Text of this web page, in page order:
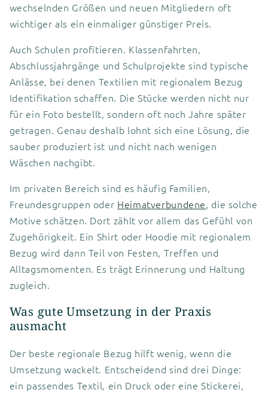
wechselnden Größen und neuen Mitgliedern oft
wichtiger als ein einmaliger günstiger Preis.
Auch Schulen profitieren. Klassenfahrten,
Abschlussjahrgänge und Schulprojekte sind typische
Anlässe, bei denen Textilien mit regionalem Bezug
Identifikation schaffen. Die Stücke werden nicht nur
für ein Foto bestellt, sondern oft noch Jahre später
getragen. Genau deshalb lohnt sich eine Lösung, die
sauber produziert ist und nicht nach wenigen
Wäschen nachgibt.
Im privaten Bereich sind es häufig Familien,
Freundesgruppen oder Heimatverbundene, die solche
Motive schätzen. Dort zählt vor allem das Gefühl von
Zugehörigkeit. Ein Shirt oder Hoodie mit regionalem
Bezug wird dann Teil von Festen, Treffen und
Alltagsmomenten. Es trägt Erinnerung und Haltung
zugleich.
Was gute Umsetzung in der Praxis
ausmacht
Der beste regionale Bezug hilft wenig, wenn die
Umsetzung wackelt. Entscheidend sind drei Dinge:
ein passendes Textil, ein Druck oder eine Stickerei,